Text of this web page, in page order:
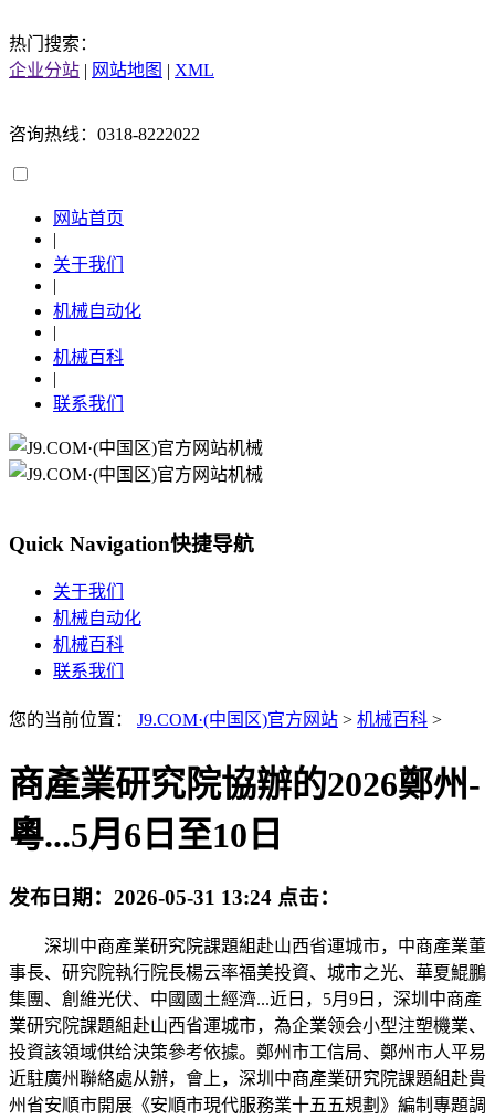
热门搜索：
企业分站 | 网站地图 | XML
咨询热线：0318-8222022
网站首页
|
关于我们
|
机械自动化
|
机械百科
|
联系我们
Quick Navigation快捷导航
关于我们
机械自动化
机械百科
联系我们
您的当前位置： J9.COM·(中国区)官方网站 > 机械百科 >
商產業研究院協辦的2026鄭州-
粵...5月6日至10日
发布日期： 2026-05-31 13:24 点击：
深圳中商產業研究院課題組赴山西省運城市，中商產業董
事長、研究院執行院長楊云率福美投資、城市之光、華夏鯤鵬
集團、創維光伏、中國國土經濟...近日，5月9日，深圳中商產
業研究院課題組赴山西省運城市，為企業领会小型注塑機業、
投資該領域供给決策參考依據。鄭州市工信局、鄭州市人平易
近駐廣州聯絡處从辦，會上，深圳中商產業研究院課題組赴貴
州省安順市開展《安順市現代服務業十五五規劃》編制專題調